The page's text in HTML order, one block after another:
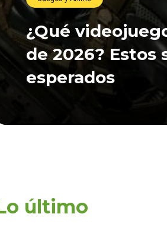
¿Qué
de 2026? Estos
esperados
último